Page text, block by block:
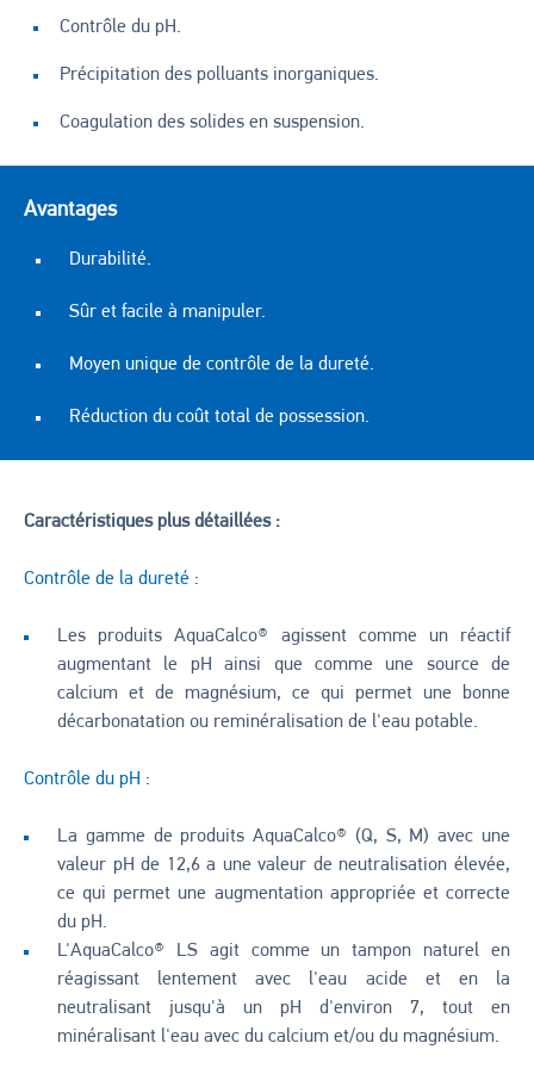
Contrôle du pH.
Précipitation des polluants inorganiques.
Coagulation des solides en suspension.
Avantages
Durabilité.
Sûr et facile à manipuler.
Moyen unique de contrôle de la dureté.
Réduction du coût total de possession.
Caractéristiques plus détaillées :
Contrôle de la dureté :
Les produits AquaCalco® agissent comme un réactif
augmentant le pH ainsi que comme une source de
calcium et de magnésium, ce qui permet une bonne
décarbonatation ou reminéralisation de l'eau potable.
Contrôle du pH :
La gamme de produits AquaCalco® (Q, S, M) avec une
valeur pH de 12,6 a une valeur de neutralisation élevée,
ce qui permet une augmentation appropriée et correcte
du pH.
L'AquaCalco® LS agit comme un tampon naturel en
réagissant lentement avec l'eau acide et en la
neutralisant jusqu'à un pH d'environ 7, tout en
minéralisant l'eau avec du calcium et/ou du magnésium.